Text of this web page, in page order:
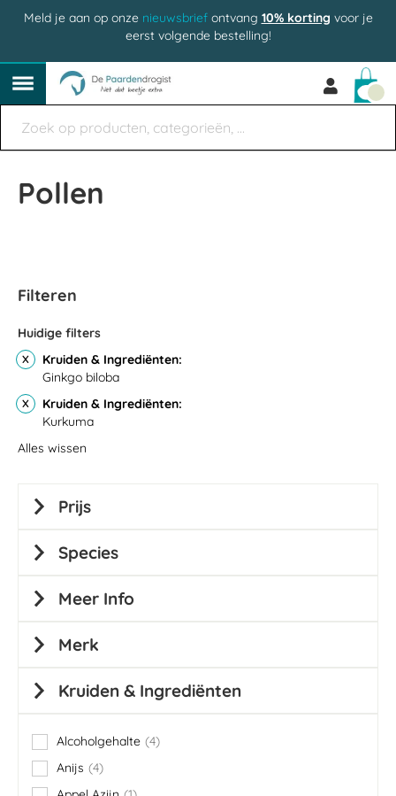
Meld je aan op onze nieuwsbriefontvang 10% korting voor je
eerst volgende bestelling!
Pollen
Filteren
Huidige filters
Kruiden & Ingrediënten
Ginkgo biloba
Kruiden & Ingrediënten
Kurkuma
Alles wissen
Prijs
Species
Meer Info
Merk
Kruiden & Ingrediënten
Alcoholgehalte 4
items
Anijs
4
items